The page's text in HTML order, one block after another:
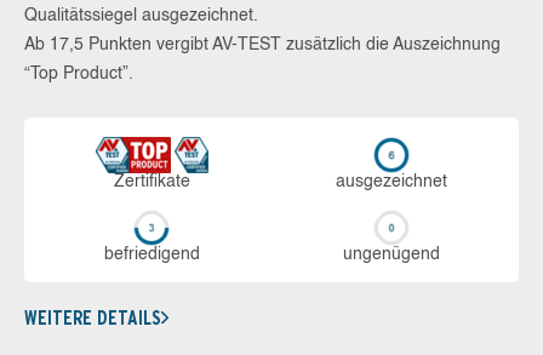
Qualitätssiegel ausgezeichnet.
Ab 17,5 Punkten vergibt AV-TEST zusätzlich die Auszeichnung
“Top Product”.
Zerti­fikate aus­ge­zeich­net
be­frie­di­gend un­ge­nü­gend
WEITERE DETAILS